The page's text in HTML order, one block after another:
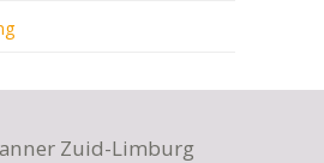
Zuid-Limburg